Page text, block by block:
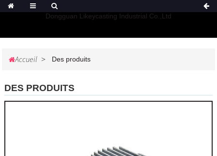
Dongguan Likeycasting Industrial Co.,Ltd
Accueil Des produits
DES PRODUITS